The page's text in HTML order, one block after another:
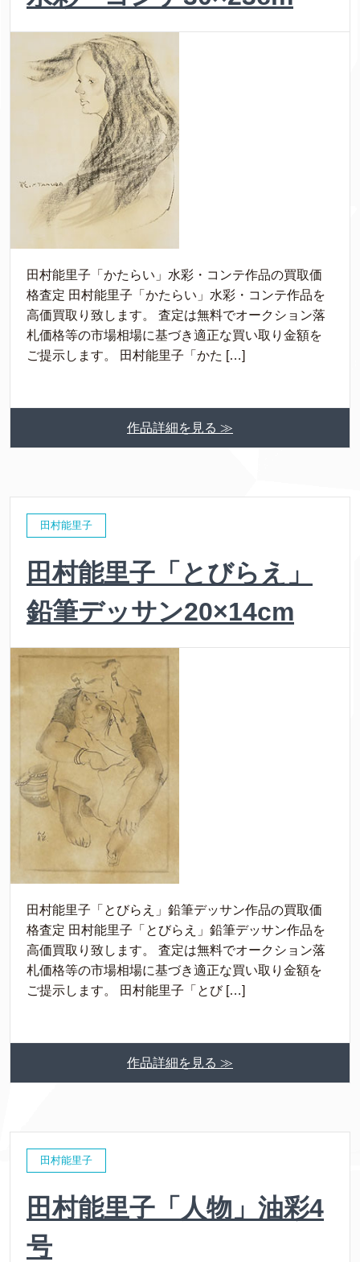
田村能里子「かたらい」水彩・コンテ作品の買取価
格査定 田村能里子「かたらい」水彩・コンテ作品を
高価買取り致します。 査定は無料でオークション落
札価格等の市場相場に基づき適正な買い取り金額を
ご提示します。 田村能里子「かた […]
作品詳細を見る ≫
田村能里子
田村能里子「とびらえ」
鉛筆デッサン20×14cm
田村能里子「とびらえ」鉛筆デッサン作品の買取価
格査定 田村能里子「とびらえ」鉛筆デッサン作品を
高価買取り致します。 査定は無料でオークション落
札価格等の市場相場に基づき適正な買い取り金額を
ご提示します。 田村能里子「とび […]
作品詳細を見る ≫
田村能里子
田村能里子「人物」油彩4
号